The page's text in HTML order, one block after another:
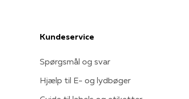
Kundeservice
Spørgsmål og svar
Hjælp til E- og lydbøger